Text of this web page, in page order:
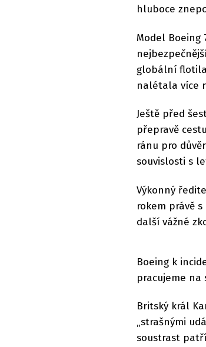
hluboce
Model Boeing
globální
nalétala více
Ještě před
přepravě
ránu pro
souvislosti s
Výkonný
rokem právě
další vážné
Boeing k
pracujeme na
Britský král
„strašnými
soustrast